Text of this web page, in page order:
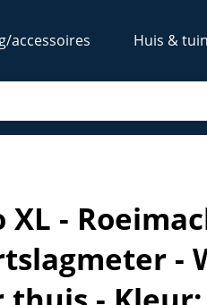
accessoires Huis & tuin
- Roeiapparaat
-
-